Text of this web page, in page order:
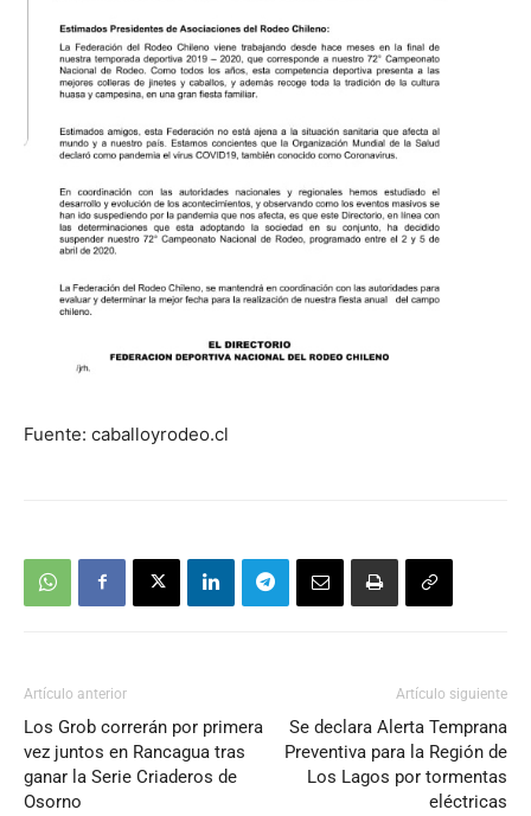
Fuente: caballoyrodeo.cl
Artículo anterior
Los Grob correrán por primera
vez juntos en Rancagua tras
ganar la Serie Criaderos de
Osorno
Artículo siguiente
Se declara Alerta Temprana
Preventiva para la Región de
Los Lagos por tormentas
eléctricas